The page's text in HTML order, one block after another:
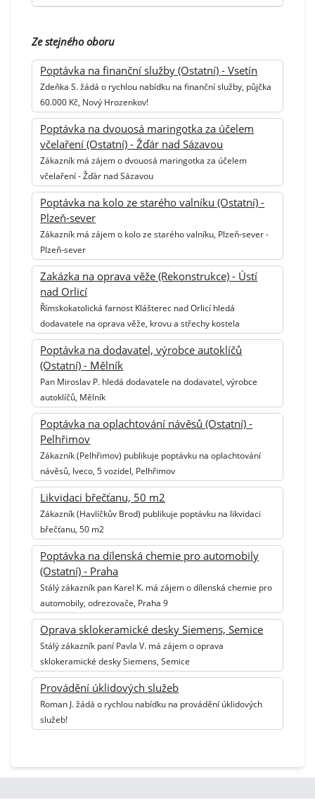
Ze stejného oboru
Poptávka na finanční služby (Ostatní) - Vsetín
Zdeňka S. žádá o rychlou nabídku na finanční služby, půjčka
60.000 Kč, Nový Hrozenkov!
Poptávka na dvouosá maringotka za účelem
včelaření (Ostatní) - Žďár nad Sázavou
Zákazník má zájem o dvouosá maringotka za účelem
včelaření - Žďár nad Sázavou
Poptávka na kolo ze starého valníku (Ostatní) -
Plzeň-sever
Zákazník má zájem o kolo ze starého valníku, Plzeň-sever -
Plzeň-sever
Zakázka na oprava věže (Rekonstrukce) - Ústí
nad Orlicí
Římskokatolická farnost Klášterec nad Orlicí hledá
dodavatele na oprava věže, krovu a střechy kostela
Poptávka na dodavatel, výrobce autoklíčů
(Ostatní) - Mělník
Pan Miroslav P. hledá dodavatele na dodavatel, výrobce
autoklíčů, Mělník
Poptávka na oplachtování návěsů (Ostatní) -
Pelhřimov
Zákazník (Pelhřimov) publikuje poptávku na oplachtování
návěsů, Iveco, 5 vozidel, Pelhřimov
Likvidaci břečťanu, 50 m2
Zákazník (Havlíčkův Brod) publikuje poptávku na likvidaci
břečťanu, 50 m2
Poptávka na dílenská chemie pro automobily
(Ostatní) - Praha
Stálý zákazník pan Karel K. má zájem o dílenská chemie pro
automobily, odrezovače, Praha 9
Oprava sklokeramické desky Siemens, Semice
Stálý zákazník paní Pavla V. má zájem o oprava
sklokeramické desky Siemens, Semice
Provádění úklidových služeb
Roman J. žádá o rychlou nabídku na provádění úklidových
služeb!